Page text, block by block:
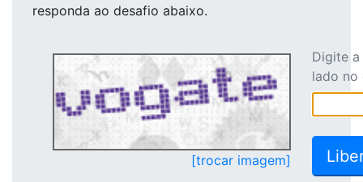
responda ao desafio abaixo.
[trocar imagem]
Digite
lado no